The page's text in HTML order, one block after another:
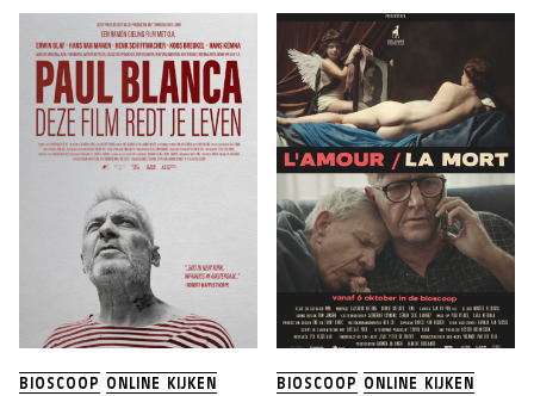
BIOSCOOP ONLINE KIJKEN BIOSCOOP ONLINE KIJKEN